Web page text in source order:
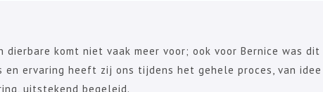
komt niet vaak meer voor; ook voor Bernice was dit
en ervaring heeft zij ons tijdens het gehele proces, van idee
uitstekend begeleid.